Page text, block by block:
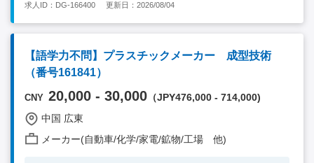
極的にコミュニケーションが取れる方 【尚可歓迎条件】 ■理系
専攻の方 ■ゴム業界、OA業界、製造業界での経験者 ★30代～40
代の方が活躍中！ ※キーワード：中国日系企業就職 中国勤
務 中国就職支援 無料斡旋サービス ゴム OA 製造業 技
術
求人ID：DG-166400 更新日：2026/08/04
【語学力不問】プラスチックメーカー 成型技術
（番号161841）
CNY 20,000 - 30,000 （JPY476,000 - 714,000)
中国 広東
メーカー(自動車/化学/家電/鉱物/工場 他)